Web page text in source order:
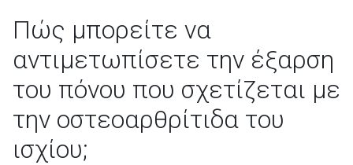
Πώς μπορείτε να
αντιμετωπίσετε την έξαρση
του πόνου που σχετίζεται με
την οστεοαρθρίτιδα του
ισχίου;